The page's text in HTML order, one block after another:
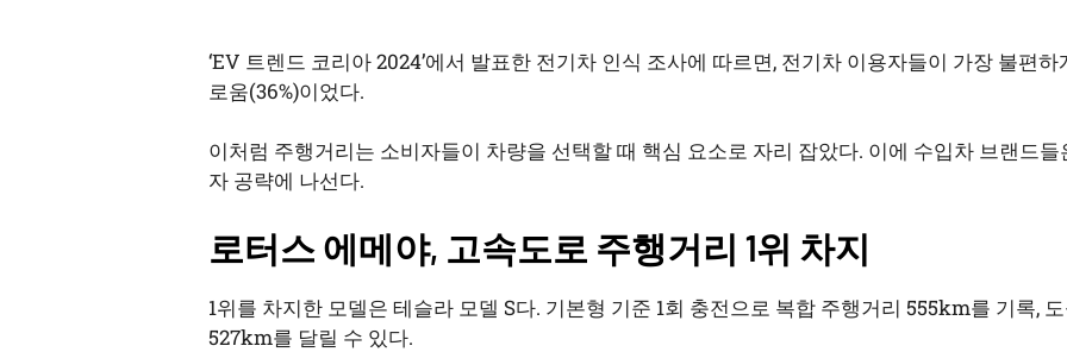
‘EV 트렌드 코리아 2024’에서 발표한 전기차 인식 조사에 따르면, 전기차 이용자들이 가장 불편
로움(36%)이었다.
이처럼 주행거리는 소비자들이 차량을 선택할 때 핵심 요소로 자리 잡았다. 이에 수입차 브랜드
자 공략에 나선다.
로터스 에메야, 고속도로 주행거리 1위 차지
1위를 차지한 모델은 테슬라 모델 S다. 기본형 기준 1회 충전으로 복합 주행거리 555km를 기록,
527km를 달릴 수 있다.